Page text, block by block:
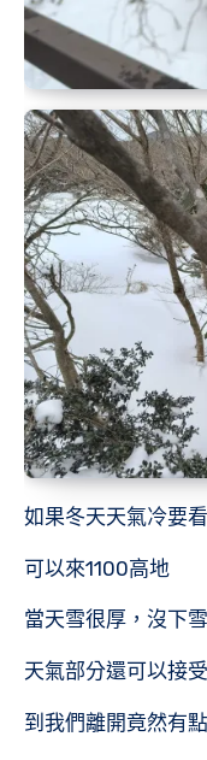
如果冬天天氣冷要
可以來1100高地
當天雪很厚，沒下雪
天氣部分還可以接
到我們離開竟然有